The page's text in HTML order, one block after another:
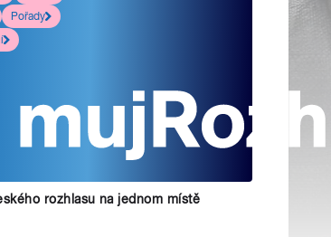
Pořady
rozhlasu na jednom místě